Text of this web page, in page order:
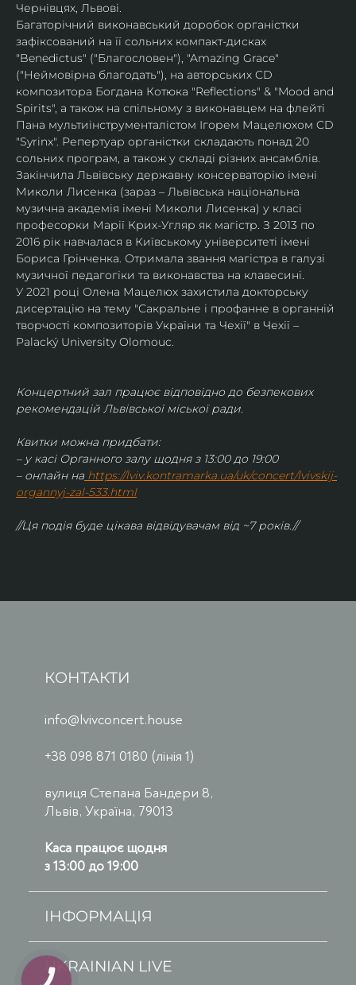
Чернівцях, Львові.
Багаторічний виконавський доробок органістки
зафіксований на її сольних компакт-дисках
"Benedictus" ("Благословен"), "Amazing Grace"
("Неймовірна благодать"), на авторських CD
композитора Богдана Котюка "Reflections" & "Mood and
Spirits", а також на спільному з виконавцем на флейті
Пана мультиінструменталістом Ігорем Мацелюхом CD
"Syrinx". Репертуар органістки складають понад 20
сольних програм, а також у складі різних ансамблів.
Закінчила Львівську державну консерваторію імені
Миколи Лисенка (зараз – Львівська національна
музична академія імені Миколи Лисенка) у класі
професорки Марії Крих-Угляр як магістр. З 2013 по
2016 рік навчалася в Київському університеті імені
Бориса Грінченка. Отримала звання магістра в галузі
музичної педагогіки та виконавства на клавесині.
У 2021 році Олена Мацелюх захистила докторську
дисертацію на тему "Сакральне і профанне в органній
творчості композиторів України та Чехії" в Чехії –
Palacký University Olomouc.
Концертний зал працює відповідно до безпекових
рекомендацій Львівської міської ради.
Квитки можна придбати:
– у касі Органного залу щодня з 13:00 до 19:00
– онлайн на https://lviv.kontramarka.ua/uk/concert/lvivskij-
organnyj-zal-533.html
//Ця подія буде цікава відвідувачам від ~7 років.//
КОНТАКТИ
info@lvivconcert.house
+38 098 871 0180 (лінія 1)
вулиця Степана Бандери 8,
Львів, Україна, 79013
Каса працює щодня
з 13:00 до 19:00
ІНФОРМАЦІЯ
UKRAINIAN LIVE
КНОПКА
ЗВ'ЯЗКУ